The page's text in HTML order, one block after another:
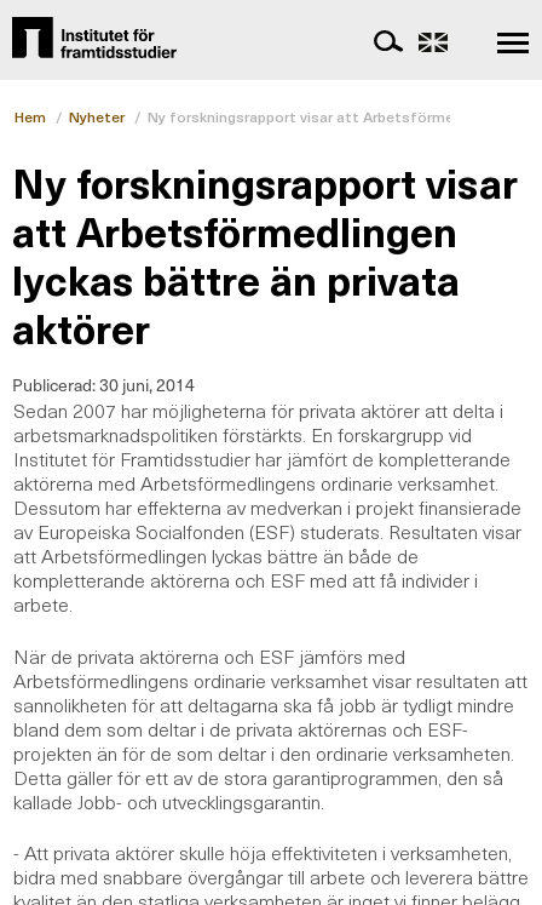
Hem / Nyheter / Ny forskningsrapport visar att Arbetsförmedlingen
Ny forskningsrapport visar
att Arbetsförmedlingen
lyckas bättre än privata
aktörer
Publicerad:30 juni, 2014
Sedan 2007 har möjligheterna för privata aktörer att delta i
arbetsmarknadspolitiken förstärkts. En forskargrupp vid
Institutet för Framtidsstudier har jämfört de kompletterande
aktörerna med Arbetsförmedlingens ordinarie verksamhet.
Dessutom har effekterna av medverkan i projekt finansierade
av Europeiska Socialfonden (ESF) studerats. Resultaten visar
att Arbetsförmedlingen lyckas bättre än både de
kompletterande aktörerna och ESF med att få individer i
arbete.
När de privata aktörerna och ESF jämförs med
Arbetsförmedlingens ordinarie verksamhet visar resultaten att
sannolikheten för att deltagarna ska få jobb är tydligt mindre
bland dem som deltar i de privata aktörernas och ESF-
projekten än för de som deltar i den ordinarie verksamheten.
Detta gäller för ett av de stora garantiprogrammen, den så
kallade Jobb- och utvecklingsgarantin.
- Att privata aktörer skulle höja effektiviteten i verksamheten,
bidra med snabbare övergångar till arbete och leverera bättre